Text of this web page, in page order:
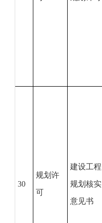
30
规划许
可
建设工程
规划核实
意见书